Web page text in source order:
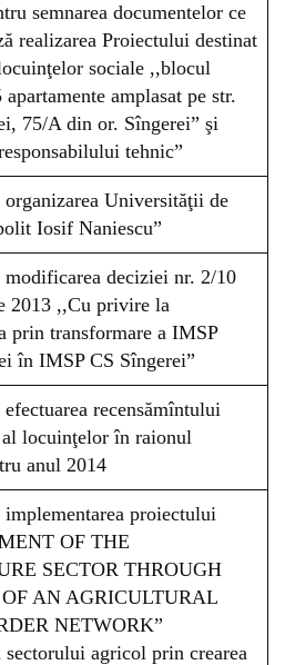
semnarea documentelor ce
realizarea Proiectului destinat
sociale ,,blocul
amplasat pe str.
75/A din or. Sîngerei” şi
tehnic”
Universităţii de
Iosif Naniescu”
deciziei nr. 2/10
2013 ,,Cu privire la
prin transformare a IMSP
în IMSP CS Sîngerei”
recensămîntului
locuinţelor în raionul
anul 2014
proiectului
OF THE
SECTOR THROUGH
AN AGRICULTURAL
NETWORK”
sectorului agricol prin crearea